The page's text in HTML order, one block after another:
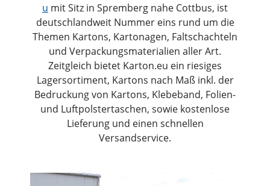
u mit Sitz in Spremberg nahe Cottbus, ist
deutschlandweit Nummer eins rund um die
Themen Kartons, Kartonagen, Faltschachteln
und Verpackungsmaterialien aller Art.
Zeitgleich bietet Karton.eu ein riesiges
Lagersortiment, Kartons nach Maß inkl. der
Bedruckung von Kartons, Klebeband, Folien-
und Luftpolstertaschen, sowie kostenlose
Lieferung und einen schnellen
Versandservice.